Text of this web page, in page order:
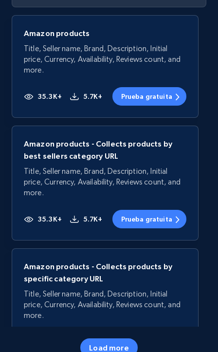
Amazon products
Title, Seller name, Brand, Description, Initial
price, Currency, Availability, Reviews count, and
more.
35.3K+ 5.7K+ Prueba gratuita
Amazon products - Collects products by
best sellers category URL
Title, Seller name, Brand, Description, Initial
price, Currency, Availability, Reviews count, and
more.
35.3K+ 5.7K+ Prueba gratuita
Amazon products - Collects products by
specific category URL
Title, Seller name, Brand, Description, Initial
price, Currency, Availability, Reviews count, and
more.
5.7K+ Prueba gratuita
Load more